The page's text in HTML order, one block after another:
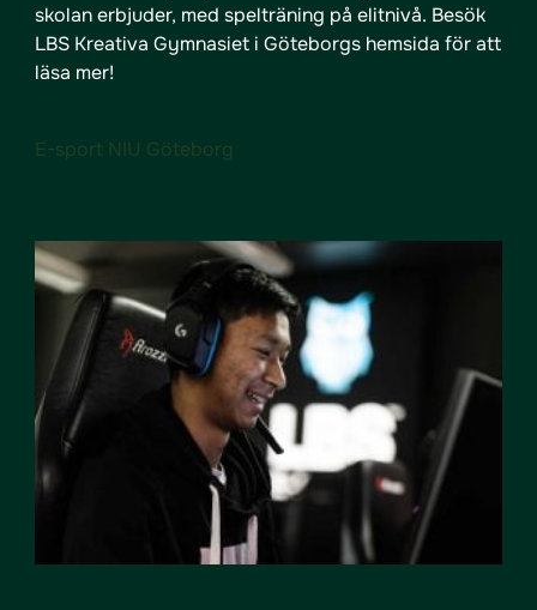
skolan erbjuder, med spelträning på elitnivå. Besök
LBS Kreativa Gymnasiet i Göteborgs hemsida för att
läsa mer!
E-sport NIU Göteborg